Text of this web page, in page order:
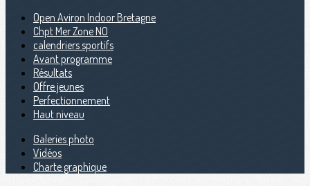
Open Aviron Indoor Bretagne
Chpt Mer Zone NO
calendriers sportifs
Avant programme
Résultats
Offre jeunes
Perfectionnement
Haut niveau
Galeries photo
Vidéos
Charte graphique